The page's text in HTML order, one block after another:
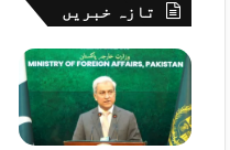
تازہ خبریں